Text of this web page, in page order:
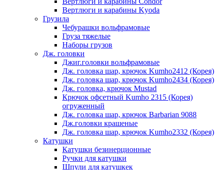
Вертлюги и карабины Kyoda
Грузила
Чебурашки вольфрамовые
Груза тяжелые
Наборы грузов
Дж. головки
Джиг.головки вольфрамовые
Дж. головка шар, крючок Kumho2412 (Корея)
Дж. головка шар, крючок Kumho2434 (Корея)
Дж. головка, крючок Mustad
Крючок офсетный Kumho 2315 (Корея)
огруженный
Дж. головка шар, крючок Barbarian 9088
Дж.головки крашеные
Дж. головка шар, крючок Kumho2332 (Корея)
Катушки
Катушки безинерционные
Ручки для катушки
Шпули для катушкек